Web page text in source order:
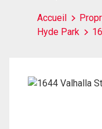
Accueil
Hyde Park